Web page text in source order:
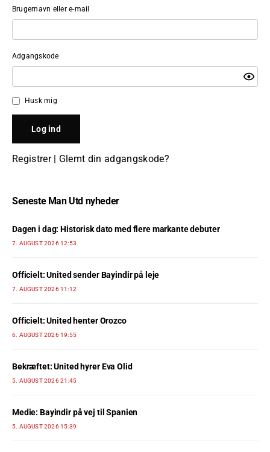
Brugernavn eller e-mail
Adgangskode
Husk mig
Registrer| Glemt din adgangskode?
Seneste Man Utd nyheder
Dagen i dag: Historisk dato med flere markante debuter
7. AUGUST 2026 12:53
Officielt: United sender Bayindir på leje
7. AUGUST 2026 11:12
Officielt: United henter Orozco
6. AUGUST 2026 19:55
Bekræftet: United hyrer Eva Olid
5. AUGUST 2026 21:45
Medie: Bayindir på vej til Spanien
5. AUGUST 2026 15:39